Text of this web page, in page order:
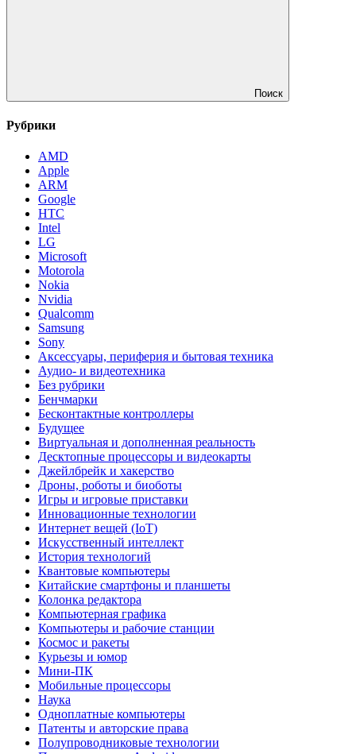
Поиск
Рубрики
AMD
Apple
ARM
Google
HTC
Intel
LG
Microsoft
Motorola
Nokia
Nvidia
Qualcomm
Samsung
Sony
Аксессуары, периферия и бытовая техника
Аудио- и видеотехника
Без рубрики
Бенчмарки
Бесконтактные контроллеры
Будущее
Виртуальная и дополненная реальность
Десктопные процессоры и видеокарты
Джейлбрейк и хакерство
Дроны, роботы и биоботы
Игры и игровые приставки
Инновационные технологии
Интернет вещей (IoT)
Искусственный интеллект
История технологий
Квантовые компьютеры
Китайские смартфоны и планшеты
Колонка редактора
Компьютерная графика
Компьютеры и рабочие станции
Космос и ракеты
Курьезы и юмор
Мини-ПК
Мобильные процессоры
Наука
Одноплатные компьютеры
Патенты и авторские права
Полупроводниковые технологии